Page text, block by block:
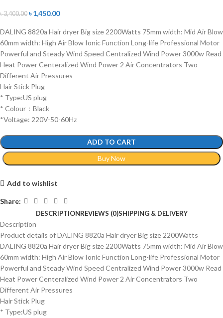
৳3,400.00 ৳1,450.00
DALING 8820a Hair dryer Big size 2200Watts 75mm width: Mid Air Blow
60mm width: High Air Blow Ionic Function Long-life Professional Motor
Powerful and Steady Wind Speed Centralized Wind Power 3000w Read
Heat Power Centeralized Wind Power 2 Air Concentrators Two
Different Air Pressures
Hair Stick Plug
* Type:US plug
* Colour：Black
*Voltage: 220V-50-60Hz
ADD TO CART
Buy Now
Add to wishlist
Share:
DESCRIPTIONREVIEWS (0)SHIPPING & DELIVERY
Description
Product details of DALING 8820a Hair dryer Big size 2200Watts
DALING 8820a Hair dryer Big size 2200Watts 75mm width: Mid Air Blow
60mm width: High Air Blow Ionic Function Long-life Professional Motor
Powerful and Steady Wind Speed Centralized Wind Power 3000w Read
Heat Power Centeralized Wind Power 2 Air Concentrators Two
Different Air Pressures
Hair Stick Plug
* Type:US plug